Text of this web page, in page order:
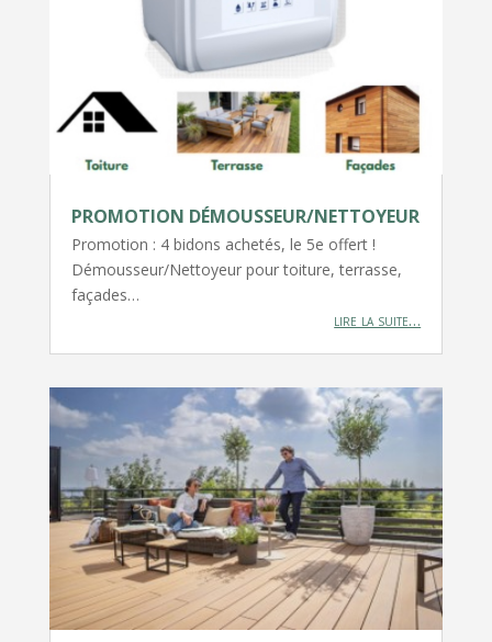
PROMOTION DÉMOUSSEUR/NETTOYEUR
Promotion : 4 bidons achetés, le 5e offert !
Démousseur/Nettoyeur pour toiture, terrasse,
façades…
lire la suite…